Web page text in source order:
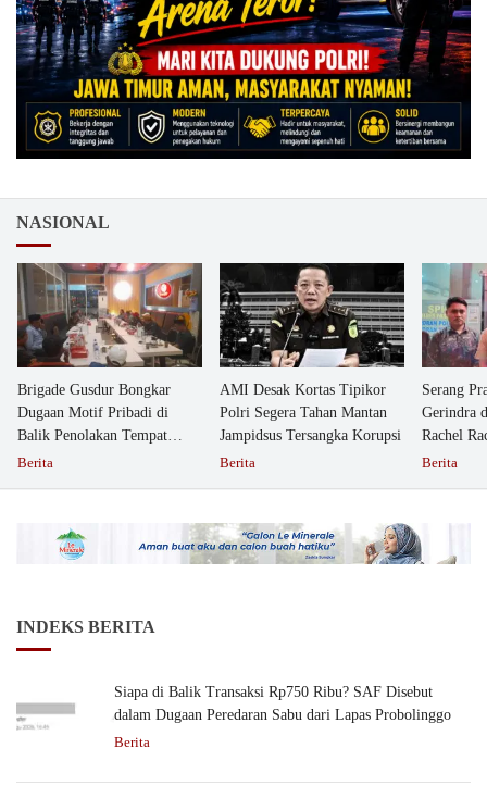
NASIONAL
Brigade Gusdur Bongkar
Dugaan Motif Pribadi di
Balik Penolakan Tempat
Ibadah GKJW Bangil
Berita
AMI Desak Kortas Tipikor
Polri Segera Tahan Mantan
Jampidsus Tersangka Korupsi
Berita
Serang
Gerindra
Rachel
Berita
INDEKS BERITA
Siapa di Balik Transaksi Rp750 Ribu? SAF Disebut
dalam Dugaan Peredaran Sabu dari Lapas Probolinggo
Berita